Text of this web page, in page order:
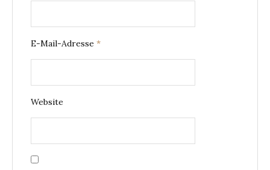
E-Mail-Adresse *
Website